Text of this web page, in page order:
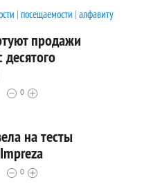
| посещаемости | алфавиту
продажи
0
на тесты
0